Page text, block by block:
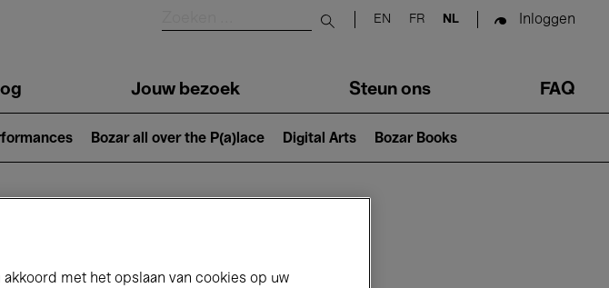
Submit search
EN FR NL Inloggen
Jouw bezoek Steun ons FAQ
Bozar all over the P(a)lace Digital Arts Bozar Books
met het opslaan van cookies op uw